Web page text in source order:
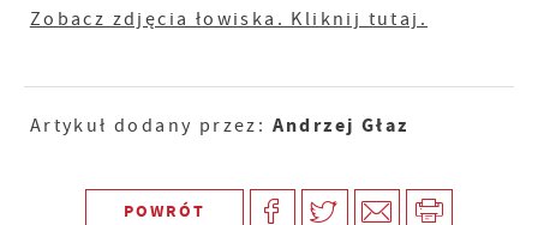
Zobacz zdjęcia łowiska. Kliknij tutaj.
Artykuł dodany przez: Andrzej Głaz
POWRÓT